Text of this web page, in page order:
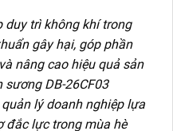
duy trì không khí trong
gây hại, góp phần
nâng cao hiệu quả sản
sương DB-26CF03
lý doanh nghiệp lựa
đắc lực trong mùa hè